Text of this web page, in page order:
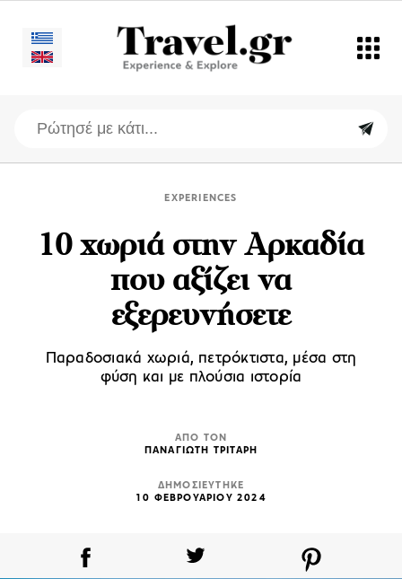
EXPERIENCES
10 χωριά στην Αρκαδία
που αξίζει να
εξερευνήσετε
Παραδοσιακά χωριά, πετρόκτιστα, μέσα στη
φύση και με πλούσια ιστορία
ΑΠΟ ΤΟΝ
ΠΑΝΑΓΙΩΤΗ ΤΡΙΤΑΡΗ
ΔΗΜΟΣΙΕΥΤΗΚΕ
10 ΦΕΒΡΟΥΑΡΙΟΥ 2024